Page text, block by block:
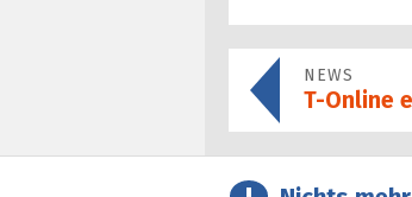
NEWS
T-Online